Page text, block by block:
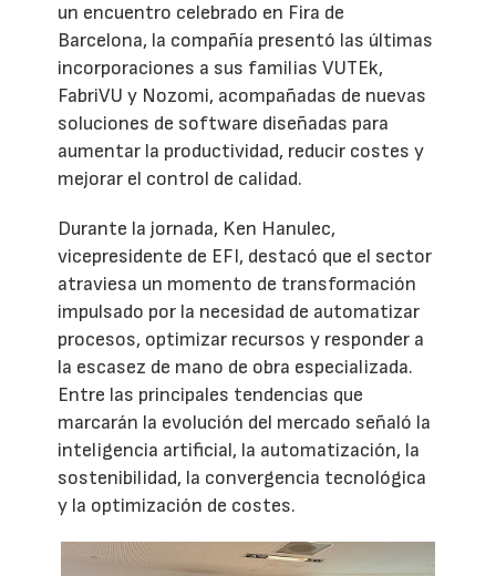
un encuentro celebrado en Fira de
Barcelona, la compañía presentó las últimas
incorporaciones a sus familias VUTEk,
FabriVU y Nozomi, acompañadas de nuevas
soluciones de software diseñadas para
aumentar la productividad, reducir costes y
mejorar el control de calidad.
Durante la jornada, Ken Hanulec,
vicepresidente de EFI, destacó que el sector
atraviesa un momento de transformación
impulsado por la necesidad de automatizar
procesos, optimizar recursos y responder a
la escasez de mano de obra especializada.
Entre las principales tendencias que
marcarán la evolución del mercado señaló la
inteligencia artificial, la automatización, la
sostenibilidad, la convergencia tecnológica
y la optimización de costes.